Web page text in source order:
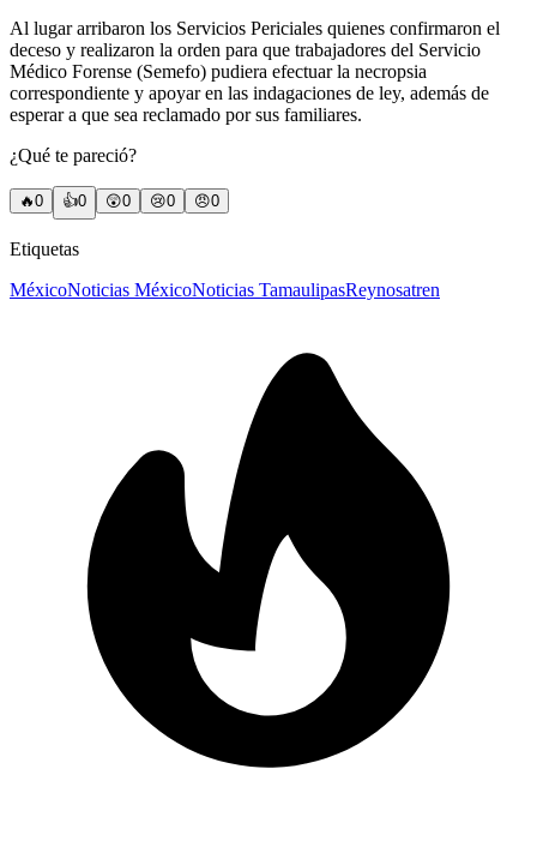
Al lugar arribaron los Servicios Periciales quienes confirmaron el
deceso y realizaron la orden para que trabajadores del Servicio
Médico Forense (Semefo) pudiera efectuar la necropsia
correspondiente y apoyar en las indagaciones de ley, además de
esperar a que sea reclamado por sus familiares.
¿Qué te pareció?
🔥0 👍0 😲0 😢0 😠0
Etiquetas
MéxicoNoticias MéxicoNoticias TamaulipasReynosatren